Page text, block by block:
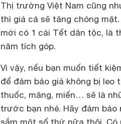
Thị trường Việt Nam cũng
thì giá cả sẽ tăng chóng
mới có 1 cái Tết dân tộc, là
năm tích góp.
Vì vậy, nếu bạn muốn tiết
để đảm bảo giá không bị
thuốc, măng, miến… sẽ là
trước bạn nhé. Hãy đảm
sắm một số thứ nữa thôi. Có